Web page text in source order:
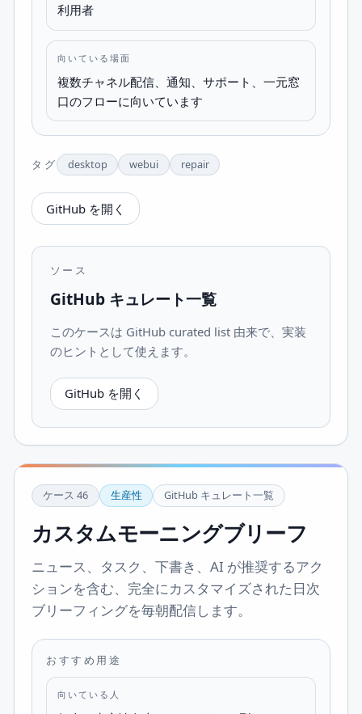
利用者
向いている場面
複数チャネル配信、通知、サポート、一元窓
口のフローに向いています
タグ desktop webui repair
GitHub を開く
ソース
GitHub キュレート一覧
このケースは GitHub curated list 由来で、実装
のヒントとして使えます。
GitHub を開く
ケース 46 生産性 GitHub キュレート一覧
カスタムモーニングブリーフ
ニュース、タスク、下書き、AI が推奨するアク
ションを含む、完全にカスタマイズされた日次
ブリーフィングを毎朝配信します。
おすすめ用途
向いている人